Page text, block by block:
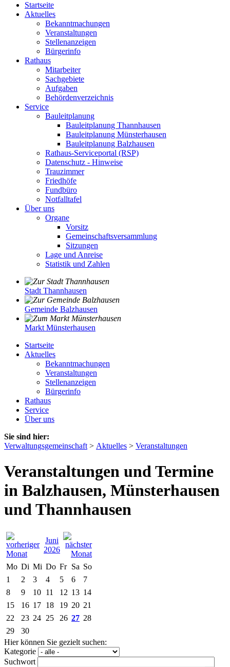
Startseite
Aktuelles
Bekanntmachungen
Veranstaltungen
Stellenanzeigen
Bürgerinfo
Rathaus
Mitarbeiter
Sachgebiete
Aufgaben
Behördenverzeichnis
Service
Bauleitplanung
Bauleitplanung Thannhausen
Bauleitplanung Münsterhausen
Bauleitplanung Balzhausen
Rathaus-Serviceportal (RSP)
Datenschutz - Hinweise
Trauzimmer
Friedhöfe
Fundbüro
Notfalltafel
Über uns
Organe
Vorsitz
Gemeinschaftsversammlung
Sitzungen
Lage und Anreise
Statistik und Zahlen
Stadt Thannhausen
Gemeinde Balzhausen
Markt Münsterhausen
Startseite
Aktuelles
Bekanntmachungen
Veranstaltungen
Stellenanzeigen
Bürgerinfo
Rathaus
Service
Über uns
Sie sind hier:
Verwaltungsgemeinschaft > Aktuelles > Veranstaltungen
Veranstaltungen und Termine
in Balzhausen, Münsterhausen
und Thannhausen
Juni
2026
Mo Di Mi Do Fr Sa So
1
2 3 4 5 6
7
8
9 10 11 12 13 14
15
16 17 18 19 20 21
22
23 24 25 26 27 28
29
30
Hier können Sie gezielt suchen:
Kategorie
Suchwort